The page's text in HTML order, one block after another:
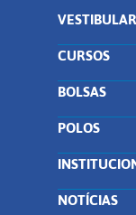
VESTIBULAR
CURSOS
BOLSAS
POLOS
NOTÍCIAS